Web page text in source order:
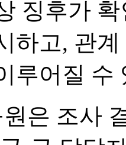
징후가
하고, 관
루어질 수
은 조사